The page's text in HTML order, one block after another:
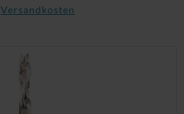
Versandkosten